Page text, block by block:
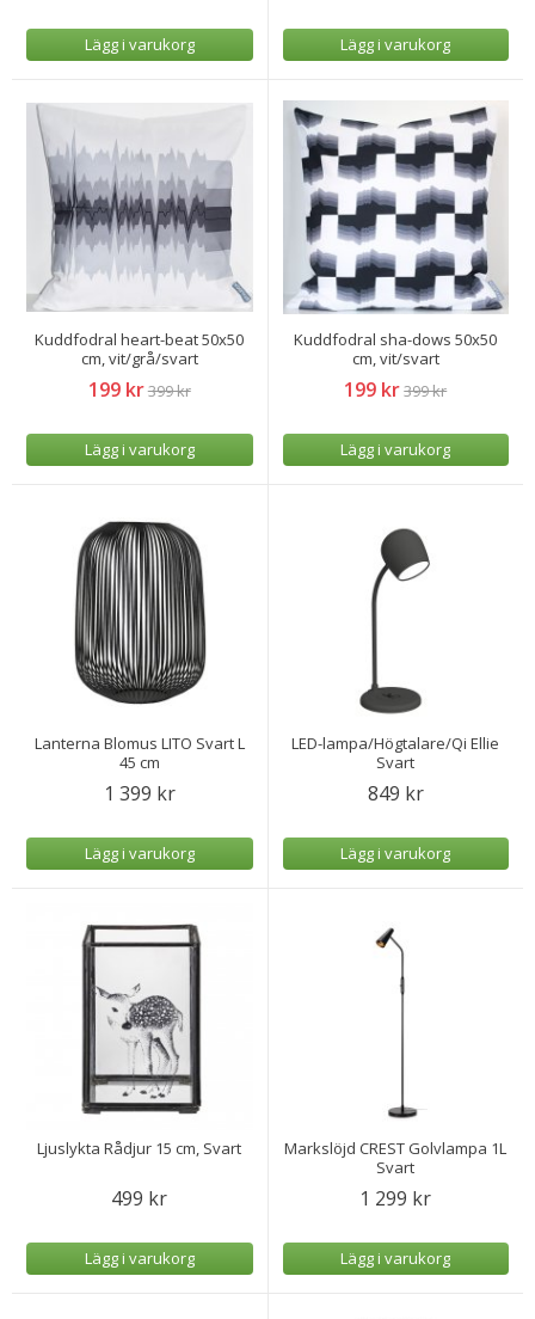
Lägg i varukorg Lägg i varukorg
Kuddfodral heart-beat 50x50
cm, vit/grå/svart
199 kr399 kr
Lägg i varukorg
Kuddfodral sha-dows 50x50
cm, vit/svart
199 kr399 kr
Lägg i varukorg
Lanterna Blomus LITO Svart L
45 cm
1 399 kr
Lägg i varukorg
LED-lampa/Högtalare/Qi Ellie
Svart
849 kr
Lägg i varukorg
Ljuslykta Rådjur 15 cm, Svart
499 kr
Lägg i varukorg
Markslöjd CREST Golvlampa 1L
Svart
1 299 kr
Lägg i varukorg